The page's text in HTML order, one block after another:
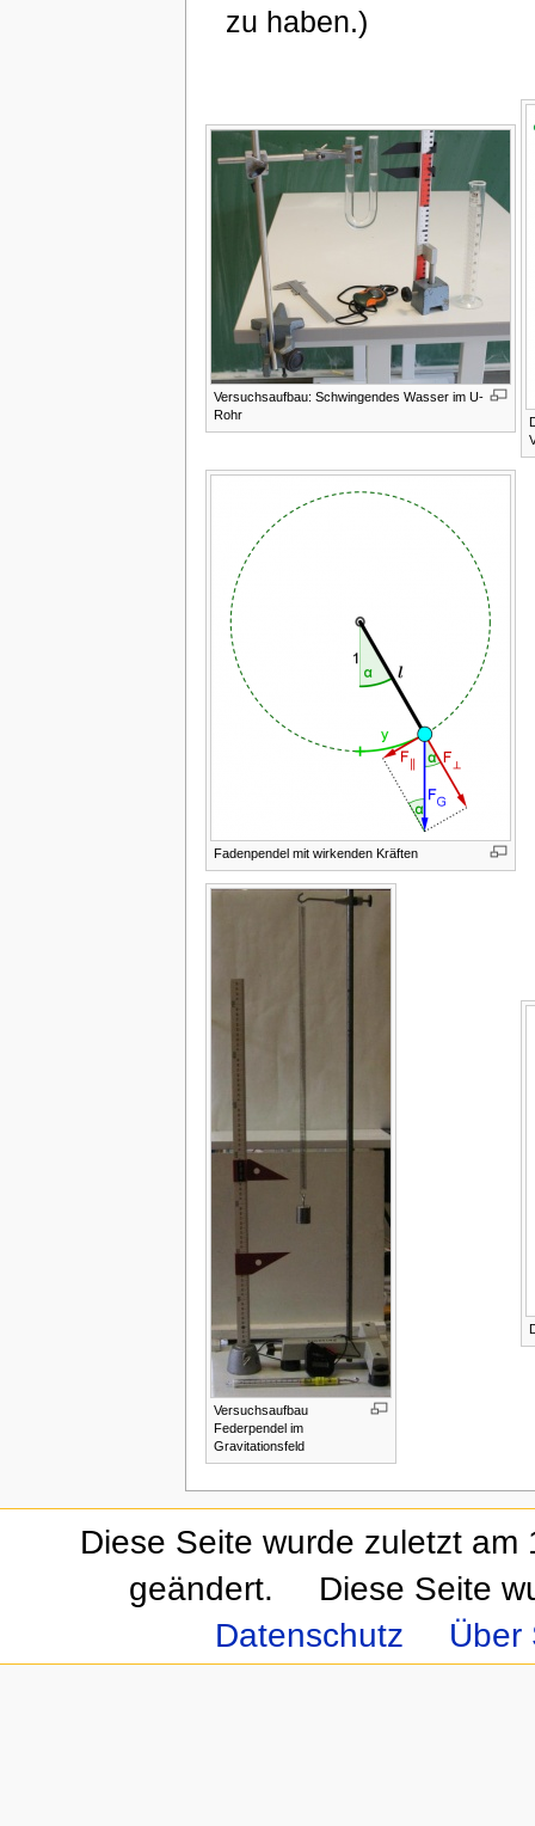
zu haben.)
Versuchsaufbau: Schwingendes Wasser im U-
Rohr
Fadenpendel mit wirkenden Kräften
Versuchsaufbau
Federpendel im
Gravitationsfeld
Diese Seite wurde zuletzt
geändert.
Diese Seite
Datenschutz
Über